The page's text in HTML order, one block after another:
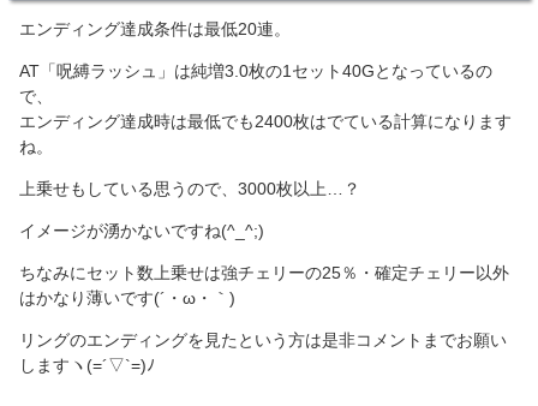
エンディング達成条件は最低20連。
AT「呪縛ラッシュ」は純増3.0枚の1セット40Gとなっているの
で、
エンディング達成時は最低でも2400枚はでている計算になります
ね。
上乗せもしている思うので、3000枚以上…？
イメージが湧かないですね(^_^;)
ちなみにセット数上乗せは強チェリーの25％・確定チェリー以外
はかなり薄いです(´・ω・｀)
リングのエンディングを見たという方は是非コメントまでお願い
しますヽ(=´▽`=)ﾉ